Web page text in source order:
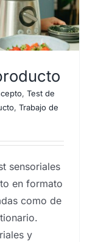
, Test de
, Trabajo de
sensoriales
en formato
como de
y